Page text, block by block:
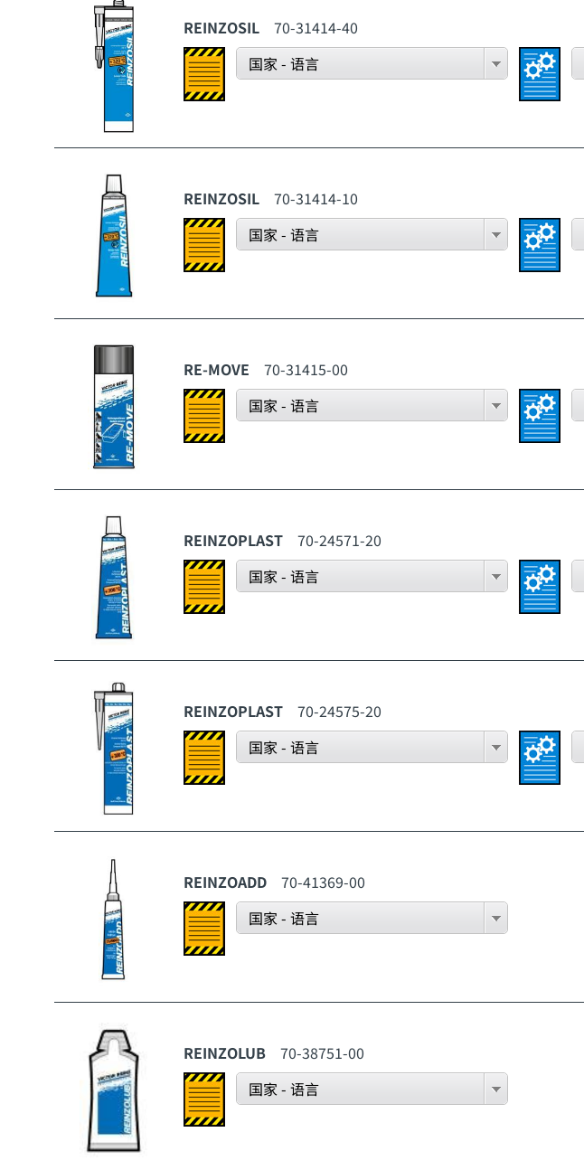
REINZOSIL
70-31414-40
国家 - 语言
REINZOSIL
70-31414-10
国家 - 语言
RE-MOVE
70-31415-00
国家 - 语言
REINZOPLAST
70-24571-20
国家 - 语言
REINZOPLAST
70-24575-20
国家 - 语言
REINZOADD
70-41369-00
国家 - 语言
REINZOLUB
70-38751-00
国家 - 语言